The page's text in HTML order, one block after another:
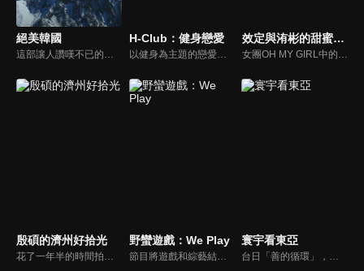
絕美韓國
這部讓人讚嘆不已的空拍紀錄片，探索了世界上發展最快的國家之一「韓國」。從絕美的自然景觀到超現代城市，以高清晰度呈現這個被泰戈爾稱讚為「晨靜之地」的國家。這趟空中旅程將帶我們前往韓國最重要的地點，揭示了引領這個國家誕生的卓越歷史。
H-Club：健身戀愛
以健身為主題的戀愛實境秀，8位男女參賽者試圖通過層層健身項目考驗，取得與心儀對象更進一步的機會。
效定與洧彬的甜蜜小屋
女團OH MY GIRL中的孝定與洧彬為主角的綜藝節目，邀請不同來賓、針對不同主題來進行互動。
殷碩的濟州好拾光 野蠻遊戲：We Play
節目將遊戲和綜藝結合在一起的新概念真人秀節目，成員們將進行無法預測的遊戲內容，提供多樣、新鮮的節目環節為看點，主持與來賓將在虛擬世界中，展開大規模遊戲的動作冒險。
寰宇看東亞